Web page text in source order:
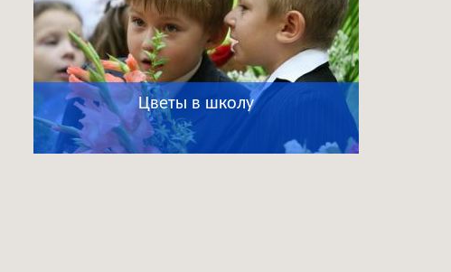
Цветы в школу